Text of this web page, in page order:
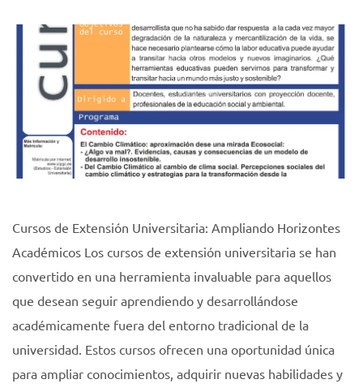
Cursos de Extensión Universitaria: Ampliando Horizontes
Académicos Los cursos de extensión universitaria se han
convertido en una herramienta invaluable para aquellos
que desean seguir aprendiendo y desarrollándose
académicamente fuera del entorno tradicional de la
universidad. Estos cursos ofrecen una oportunidad única
para ampliar conocimientos, adquirir nuevas habilidades y